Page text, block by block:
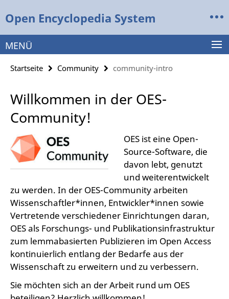
direkt
Inhalt
Open Encyclopedia System
Service-
Navigation
MENÜ
Startseite Community community-intro
Willkommen in der OES-
Community!
OES ist eine Open-
Source-Software, die
davon lebt, genutzt
und weiterentwickelt
zu werden. In der OES-Community arbeiten
Wissenschaftler*innen, Entwickler*innen sowie
Vertretende verschiedener Einrichtungen daran,
OES als Forschungs- und Publikationsinfrastruktur
zum lemmabasierten Publizieren im Open Access
kontinuierlich entlang der Bedarfe aus der
Wissenschaft zu erweitern und zu verbessern.
Sie möchten sich an der Arbeit rund um OES